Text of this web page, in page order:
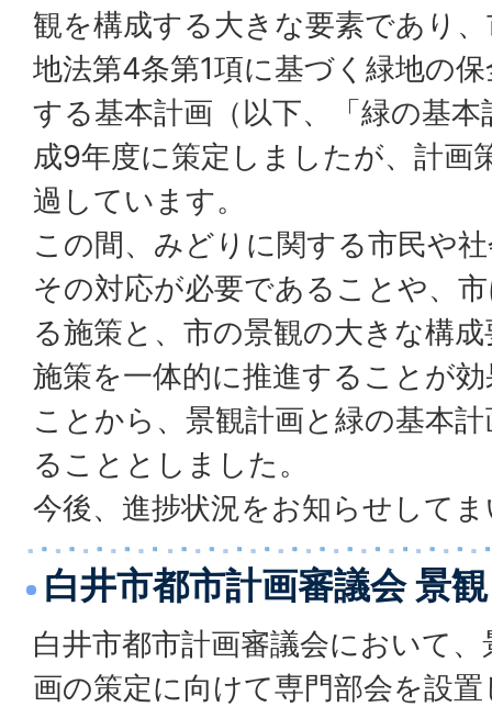
観を構成する大きな要素であり
地法第4条第1項に基づく緑地の
する基本計画（以下、「緑の基
成9年度に策定しましたが、計画
過しています。
この間、みどりに関する市民や
その対応が必要であることや、
る施策と、市の景観の大きな構
施策を一体的に推進することが
ことから、景観計画と緑の基本
ることとしました。
今後、進捗状況をお知らせして
白井市都市計画審議会 景
白井市都市計画審議会において
画の策定に向けて専門部会を設